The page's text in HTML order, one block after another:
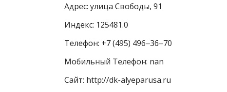
Адрес: улица Свободы, 91
Индекс: 125481.0
Телефон: +7 (495) 496‒36‒70
Мобильный Телефон: nan
Сайт: http://dk-alyeparusa.ru